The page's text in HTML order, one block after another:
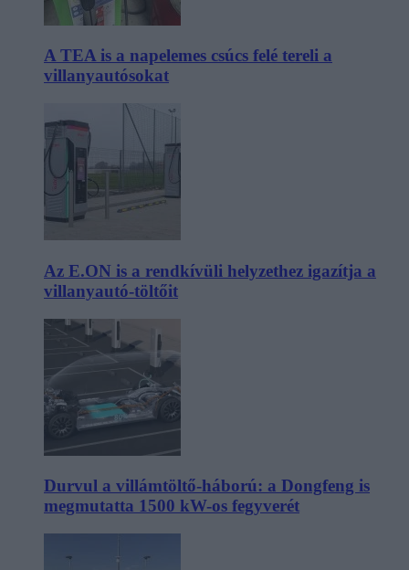
A TEA is a napelemes csúcs felé tereli a
villanyautósokat
Az E.ON is a rendkívüli helyzethez igazítja a
villanyautó-töltőit
Durvul a villámtöltő-háború: a Dongfeng is
megmutatta 1500 kW-os fegyverét